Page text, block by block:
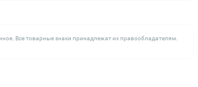
Все товарные знаки принадлежат их правообладателям.